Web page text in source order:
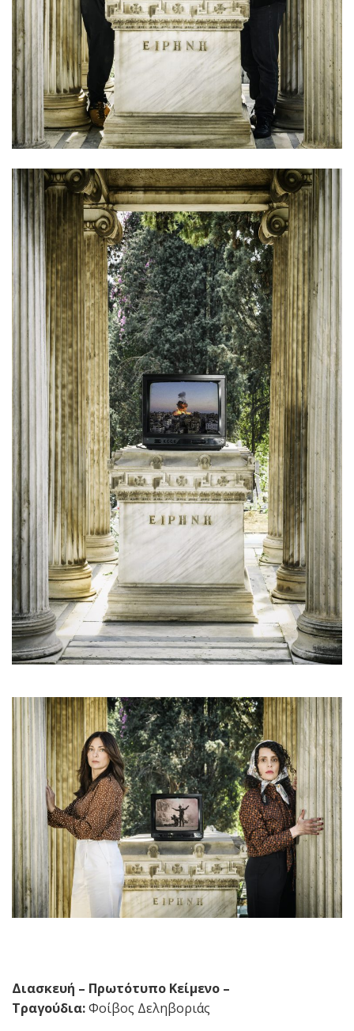
Διασκευή – Πρωτότυπο Κείμενο –
Τραγούδια:Φοίβος Δεληβοριάς